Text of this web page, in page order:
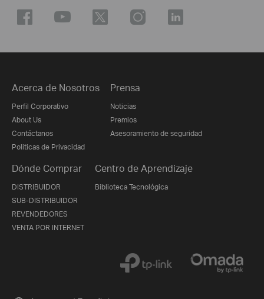
Acerca de Nosotros
Perfil Corporativo
About Us
Contáctanos
Politicas de Privacidad
Prensa
Noticias
Premios
Asesoramiento de seguridad
Dónde Comprar
DISTRIBUIDOR
SUB-DISTRIBUIDOR
REVENDEDORES
VENTA POR INTERNET
Centro de Aprendizaje
Biblioteca Tecnológica